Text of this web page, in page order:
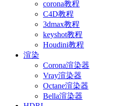
corona教程
C4D教程
3dmax教程
keyshot教程
Houdini教程
渲染
Corona渲染器
Vray渲染器
Octane渲染器
Bella渲染器